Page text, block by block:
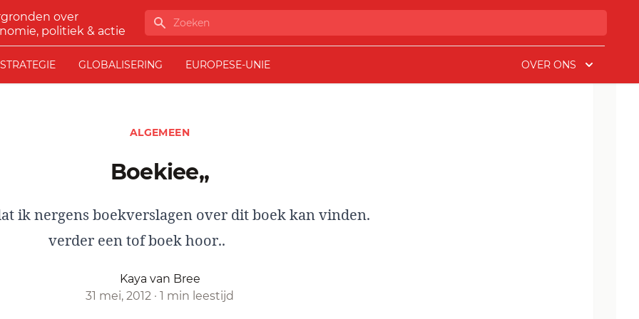
over
politiek & actie
Zoeken
STRATEGIE GLOBALISERING EUROPESE-UNIE OVER ONS
ALGEMEEN
boekiee,,
ik nergens boekverslagen over dit boek kan vinden.
verder een tof boek hoor..
Kaya van Bree
31 mei, 2012 · 1 min leestijd